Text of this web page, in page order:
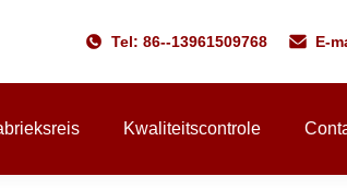
Tel: 86--13961509768 E-
Kwaliteitscontrole